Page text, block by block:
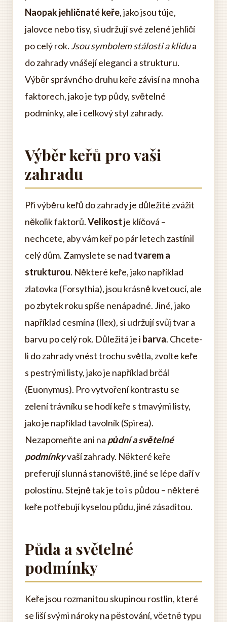
Naopak jehličnaté keře, jako jsou túje,
jalovce nebo tisy, si udržují své zelené jehličí
po celý rok. Jsou symbolem stálosti a klidua
do zahrady vnášejí eleganci a strukturu.
Výběr správného druhu keře závisí na mnoha
faktorech, jako je typ půdy, světelné
podmínky, ale i celkový styl zahrady.
Výběr keřů pro vaši
zahradu
Při výběru keřů do zahrady je důležité zvážit
několik faktorů.Velikostje klíčová –
nechcete, aby vám keř po pár letech zastínil
celý dům. Zamyslete se nad tvarem a
strukturou. Některé keře, jako například
zlatovka (Forsythia), jsou krásně kvetoucí, ale
po zbytek roku spíše nenápadné. Jiné, jako
například cesmína (Ilex), si udržují svůj tvar a
barvu po celý rok. Důležitá je i barva. Chcete-
li do zahrady vnést trochu světla, zvolte keře
s pestrými listy, jako je například brčál
(Euonymus). Pro vytvoření kontrastu se
zelení trávníku se hodí keře s tmavými listy,
jako je například tavolník (Spirea).
Nezapomeňte ani na půdní a světelné
podmínkyvaší zahrady. Některé keře
preferují slunná stanoviště, jiné se lépe daří v
polostínu. Stejně tak je to i s půdou – některé
keře potřebují kyselou půdu, jiné zásaditou.
Půda a světelné
podmínky
Keře jsou rozmanitou skupinou rostlin, které
se liší svými nároky na pěstování, včetně typu